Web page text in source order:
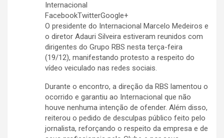
Internacional
FacebookTwitterGoogle+
O presidente do Internacional Marcelo Medeiros e
o diretor Adauri Silveira estiveram reunidos com
dirigentes do Grupo RBS nesta terça-feira
(19/12), manifestando protesto a respeito do
vídeo veiculado nas redes sociais.
Durante o encontro, a direção da RBS lamentou o
ocorrido e garantiu ao Internacional que não
houve nenhuma intenção de ofender. Além disso,
reiterou o pedido de desculpas público feito pelo
jornalista, reforçando o respeito da empresa e de